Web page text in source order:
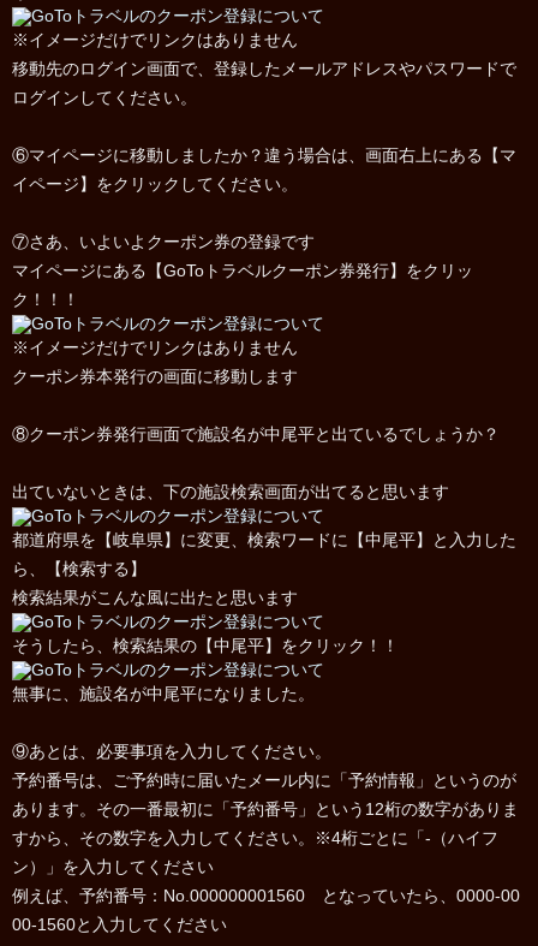
※イメージだけでリンクはありません
移動先のログイン画面で、登録したメールアドレスやパスワードで
ログインしてください。
⑥マイページに移動しましたか？違う場合は、画面右上にある【マ
イページ】をクリックしてください。
⑦さあ、いよいよクーポン券の登録です
マイページにある【GoToトラベルクーポン券発行】をクリッ
ク！！！
※イメージだけでリンクはありません
クーポン券本発行の画面に移動します
⑧クーポン券発行画面で施設名が中尾平と出ているでしょうか？
出ていないときは、下の施設検索画面が出てると思います
都道府県を【岐阜県】に変更、検索ワードに【中尾平】と入力した
ら、【検索する】
検索結果がこんな風に出たと思います
そうしたら、検索結果の【中尾平】をクリック！！
無事に、施設名が中尾平になりました。
⑨あとは、必要事項を入力してください。
予約番号は、ご予約時に届いたメール内に「予約情報」というのが
あります。その一番最初に「予約番号」という12桁の数字がありま
すから、その数字を入力してください。※4桁ごとに「-（ハイフ
ン）」を入力してください
例えば、予約番号：No.000000001560 となっていたら、0000-00
00-1560と入力してください